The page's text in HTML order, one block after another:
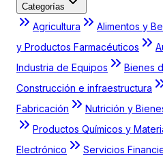
Categorías
Agricultura Alimentos y
y Productos Farmacéuticos
Industria de Equipos
Bienes
Construcción e infraestructura
Fabricación
Nutrición y
Productos Químicos y
Electrónico
Servicios